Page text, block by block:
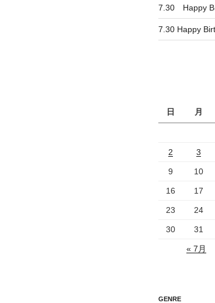
7.30 Happy
7.30 Happy
日 月
2 3
9 10
16 17
23 24
30 31
« 7月
GENRE